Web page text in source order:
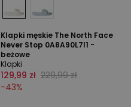
Klapki męskie The North Face
Never Stop 0A8A90L7I1 -
beżowe
Klapki
129,99 zł 229,99 zł
-43%